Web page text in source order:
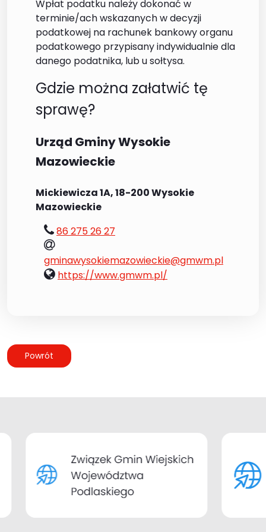
Wpłat podatku należy dokonać w
terminie/ach wskazanych w decyzji
podatkowej na rachunek bankowy organu
podatkowego przypisany indywidualnie dla
danego podatnika, lub u sołtysa.
Gdzie można załatwić tę
sprawę?
Urząd Gminy Wysokie
Mazowieckie
Mickiewicza 1A, 18-200 Wysokie
Mazowieckie
tel.:
86 275 26 27
e-
mail:
gminawysokiemazowieckie@gmwm.pl
www:
https://www.gmwm.pl/
Powrót